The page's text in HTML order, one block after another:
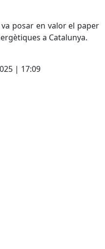
posar en valor el paper
a Catalunya.
| 17:09